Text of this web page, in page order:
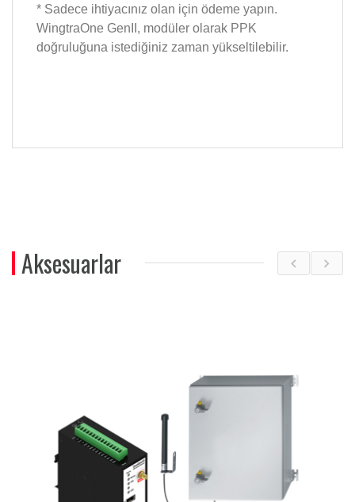
* Sadece ihtiyacınız olan için ödeme yapın.
WingtraOne GenII, modüler olarak PPK
doğruluğuna istediğiniz zaman yükseltilebilir.
Aksesuarlar